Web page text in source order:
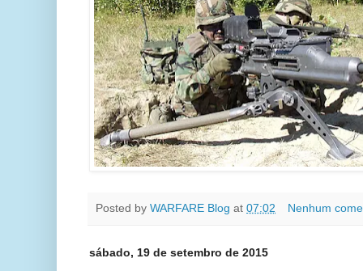
Posted by WARFARE Blog at 07:02 Nenhum
sábado, 19 de setembro de 2015